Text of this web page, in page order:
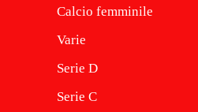
Calcio femminile
Varie
Serie D
Serie C